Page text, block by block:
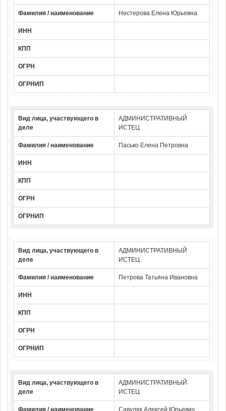
Фамилия / наименование Нестерова Елена Юрьевна
ИНН
КПП
ОГРН
ОГРНИП
Вид лица, участвующего в
деле
АДМИНИСТРАТИВНЫЙ
ИСТЕЦ
Фамилия / наименование Пасько Елена Петровна
ИНН
КПП
ОГРН
ОГРНИП
Вид лица, участвующего в
деле
АДМИНИСТРАТИВНЫЙ
ИСТЕЦ
Фамилия / наименование Петрова Татьяна Ивановна
ИНН
КПП
ОГРН
ОГРНИП
Вид лица, участвующего в
деле
АДМИНИСТРАТИВНЫЙ
ИСТЕЦ